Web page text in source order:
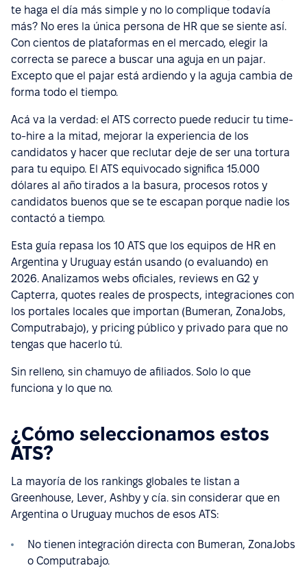
te haga el día más simple y no lo complique todavía
más? No eres la única persona de HR que se siente así.
Con cientos de plataformas en el mercado, elegir la
correcta se parece a buscar una aguja en un pajar.
Excepto que el pajar está ardiendo y la aguja cambia de
forma todo el tiempo.
Acá va la verdad: el ATS correcto puede reducir tu time-
to-hire a la mitad, mejorar la experiencia de los
candidatos y hacer que reclutar deje de ser una tortura
para tu equipo. El ATS equivocado significa 15.000
dólares al año tirados a la basura, procesos rotos y
candidatos buenos que se te escapan porque nadie los
contactó a tiempo.
Esta guía repasa los 10 ATS que los equipos de HR en
Argentina y Uruguay están usando (o evaluando) en
2026. Analizamos webs oficiales, reviews en G2 y
Capterra, quotes reales de prospects, integraciones con
los portales locales que importan (Bumeran, ZonaJobs,
Computrabajo), y pricing público y privado para que no
tengas que hacerlo tú.
Sin relleno, sin chamuyo de afiliados. Solo lo que
funciona y lo que no.
¿Cómo seleccionamos estos
ATS?
La mayoría de los rankings globales te listan a
Greenhouse, Lever, Ashby y cía. sin considerar que en
Argentina o Uruguay muchos de esos ATS:
No tienen integración directa con Bumeran, ZonaJobs
o Computrabajo.